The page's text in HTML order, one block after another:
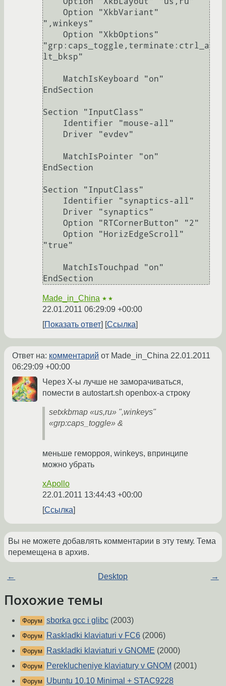
",winkeys"
"grp:caps_toggle,terminate:ctrl_a
lt_bksp"
EndSection
Section "InputClass"
EndSection
Section "InputClass"
"true"
EndSection
Made_in_China ★★
22.01.2011 06:29:09 +00:00
Показать ответ
Ссылка
Ответ на: комментарий от Made_in_China 22.01.2011
06:29:09 +00:00
Через Х-ы лучше не заморачиваться,
помести в autostart.sh openbox-a строку
setxkbmap «us,ru» ",winkeys"
«grp:caps_toggle» &
меньше геморроя, winkeys, впринципе
можно убрать
xApollo
22.01.2011 13:44:43 +00:00
Ссылка
Вы не можете добавлять комментарии в эту тему. Тема
перемещена в архив.
← Desktop →
Похожие темы
Форум sborka gcc i glibc (2003)
Форум Raskladki klaviaturi v FC6 (2006)
Форум Raskladki klaviaturi v GNOME (2000)
Форум Pereklucheniye klaviatury v GNOM (2001)
Форум Ubuntu 10.10 Minimal + STAC9228